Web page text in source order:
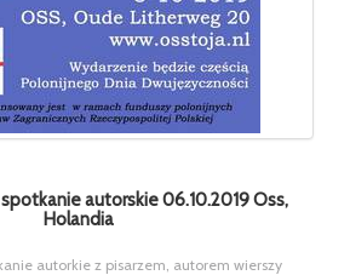
spotkanie autorskie 06.10.2019 Oss,
Holandia
autorkie z pisarzem, autorem wierszy